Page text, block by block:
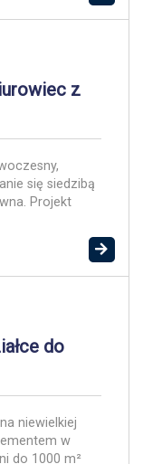
pół roku więcej
z
się siedzibą
Projekt
drewna
o powierzchni
do
niewielkiej
w
do 1000 m²